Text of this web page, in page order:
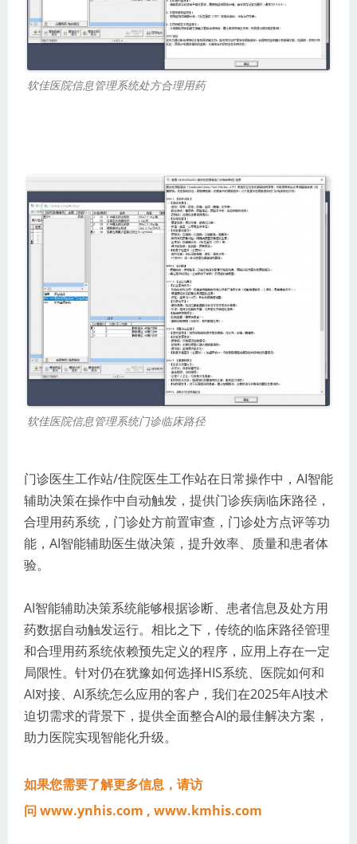
软佳医院信息管理系统处方合理用药
软佳医院信息管理系统门诊临床路径
门诊医生工作站/住院医生工作站在日常操作中，AI智能
辅助决策在操作中自动触发，提供门诊疾病临床路径，
合理用药系统，门诊处方前置审查，门诊处方点评等功
能，AI智能辅助医生做决策，提升效率、质量和患者体
验。
AI智能辅助决策系统能够根据诊断、患者信息及处方用
药数据自动触发运行。相比之下，传统的临床路径管理
和合理用药系统依赖预先定义的程序，应用上存在一定
局限性。针对仍在犹豫如何选择HIS系统、医院如何和
AI对接、AI系统怎么应用的客户，我们在2025年AI技术
迫切需求的背景下，提供全面整合AI的最佳解决方案，
助力医院实现智能化升级。
如果您需要了解更多信息，请访
问 www.ynhis.com , www.kmhis.com